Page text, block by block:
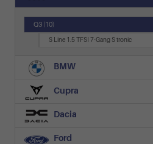
Q3 (10)
S Line 1.5 TFSI 7-Gang S tronic
BMW
Cupra
Dacia
Ford